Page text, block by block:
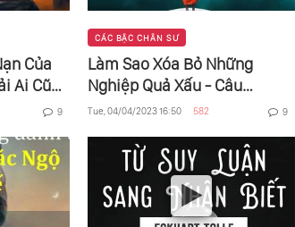
Của
Ai Cũng
9
CÁC BẬC CHÂN SƯ
Làm Sao Xóa Bỏ Những
Nghiệp Quả Xấu - Câu
Chuyện Đức Phật Giảng
Tue, 04/04/2023 16:50 582 9